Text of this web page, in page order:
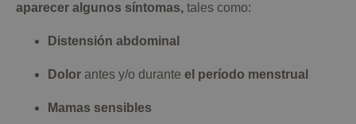
aparecer algunos síntomas, tales como:
Distensión abdominal
Dolor antes y/o durante el período menstrual
Mamas sensibles